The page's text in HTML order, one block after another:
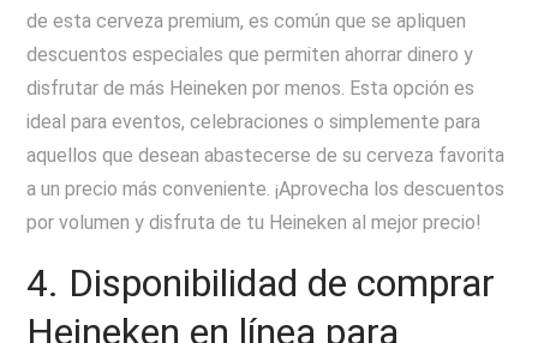
de esta cerveza premium, es común que se apliquen
descuentos especiales que permiten ahorrar dinero y
disfrutar de más Heineken por menos. Esta opción es
ideal para eventos, celebraciones o simplemente para
aquellos que desean abastecerse de su cerveza favorita
a un precio más conveniente. ¡Aprovecha los descuentos
por volumen y disfruta de tu Heineken al mejor precio!
4. Disponibilidad de comprar
Heineken en línea para